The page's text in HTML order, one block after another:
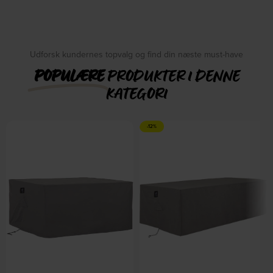
Udforsk kundernes topvalg og find din næste must-have
POPULÆREPRODUKTER I DENNE
KATEGORI
-12%